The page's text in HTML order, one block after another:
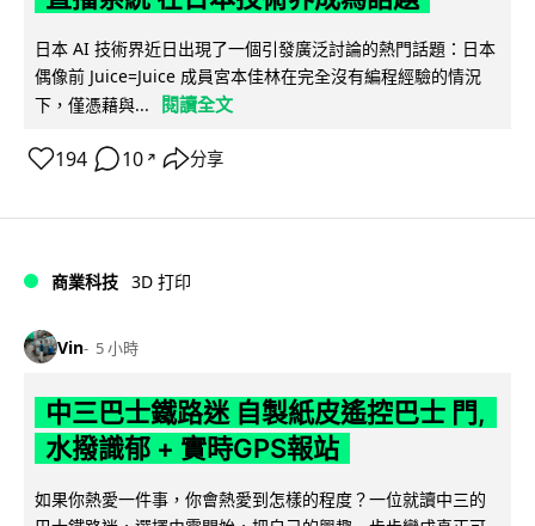
日本 AI 技術界近日出現了一個引發廣泛討論的熱門話題：日本
偶像前 Juice=Juice 成員宮本佳林在完全沒有編程經驗的情況
下，僅憑藉與...
閱讀全文
194 10 ↗ 分享
商業科技 3D 打印
Vin 5 小時
中三巴士鐵路迷 自製紙皮遙控巴士 門,
水撥識郁 + 實時GPS報站
如果你熱愛一件事，你會熱愛到怎樣的程度？一位就讀中三的